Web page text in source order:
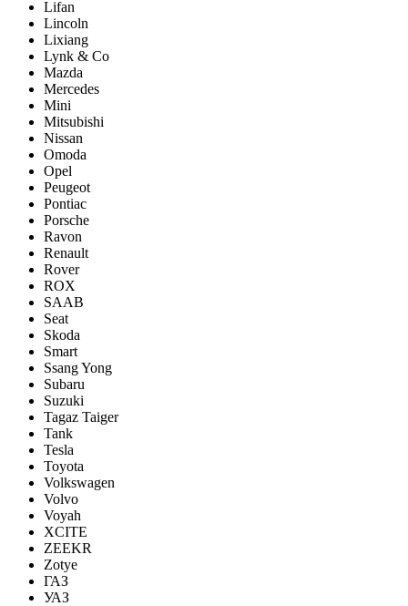
Lifan
Lincoln
Lixiang
Lynk & Co
Mazda
Mercedes
Mini
Mitsubishi
Nissan
Omoda
Opel
Peugeot
Pontiac
Porsсhe
Ravon
Renault
Rover
ROX
SAAB
Seat
Skoda
Smart
Ssang Yong
Subaru
Suzuki
Tagaz Taiger
Tank
Tesla
Toyota
Volkswagen
Volvo
Voyah
XCITE
ZEEKR
Zotye
ГАЗ
УАЗ